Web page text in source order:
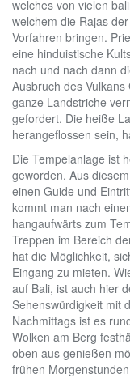
welches von vielen
welchem die Rajas
Vorfahren bringen.
eine hinduistische
nach und nach dann
Ausbruch des
ganze Landstriche
gefordert. Die heiße
herangeflossen sein,
Die Tempelanlage ist
geworden. Aus
einen Guide und
kommt man nach
hangaufwärts zum
Treppen im Bereich
hat die Möglichkeit,
Eingang zu mieten.
auf Bali, ist auch hier
Sehenswürdigkeit mit
Nachmittags ist es
Wolken am Berg
oben aus genießen
frühen